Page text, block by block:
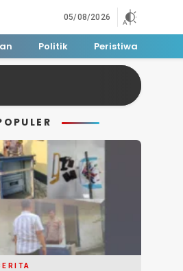
05/08/2026
Politik Peristiwa